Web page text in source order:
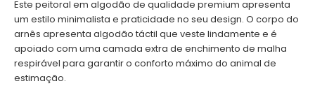
Este peitoral em algodão de qualidade premium apresenta
um estilo minimalista e praticidade no seu design. O corpo do
arnês apresenta algodão táctil que veste lindamente e é
apoiado com uma camada extra de enchimento de malha
respirável para garantir o conforto máximo do animal de
estimação.